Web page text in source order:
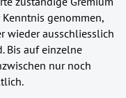
genommen,
wieder ausschliesslich
Bis auf einzelne
nur noch